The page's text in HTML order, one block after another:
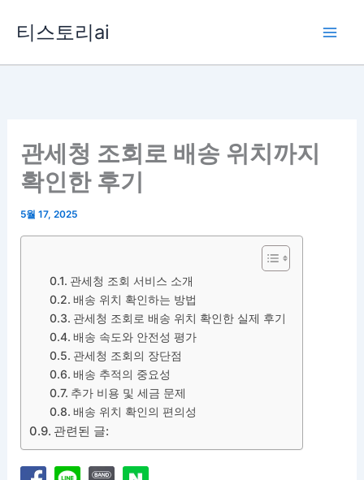
티스토리ai
관세청 조회로 배송 위치까지
확인한 후기
5월 17, 2025
관세청 조회 서비스 소개
배송 위치 확인하는 방법
관세청 조회로 배송 위치 확인한 실제 후기
배송 속도와 안전성 평가
관세청 조회의 장단점
배송 추적의 중요성
추가 비용 및 세금 문제
배송 위치 확인의 편의성
관련된 글: